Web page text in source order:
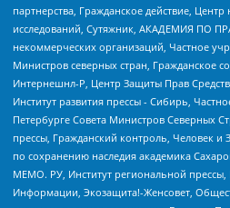
партнерства, Гражданское действие,
исследований, Сутяжник, АКАДЕМИЯ ПО
некоммерческих организаций, Частное
Министров северных стран, Гражданское
Интернешнл-Р, Центр Защиты Прав
Институт развития прессы - Сибирь,
Петербурге Совета Министров Северных
прессы, Гражданский контроль, Человек и
по сохранению наследия академика
МЕМО. РУ, Институт региональной прессы,
Информации, Экозащита!-Женсовет,